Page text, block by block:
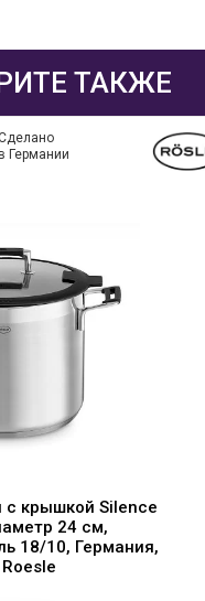
ТАКЖЕ
Германии
с крышкой Silence
24 см,
18/10, Германия,